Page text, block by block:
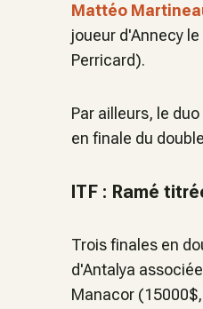
Mattéo
joueur d'Annecy
Perricard).
Par ailleurs, le duo
en finale du
ITF : Ramé
Trois finales en
d'Antalya
Manacor